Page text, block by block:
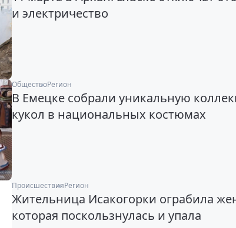
и электричество
ОбществоРегион
В Емецке собрали уникальную
кукол в национальных костюмах
ПроисшествияРегион
Жительница Исакогорки ограбила
которая поскользнулась и упала